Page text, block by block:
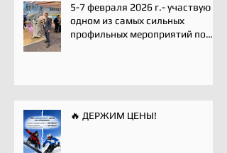
5-7 февраля 2026 г.- участвую
одном из самых сильных
профильных мероприятий по
🔥 ДЕРЖИМ ЦЕНЫ!